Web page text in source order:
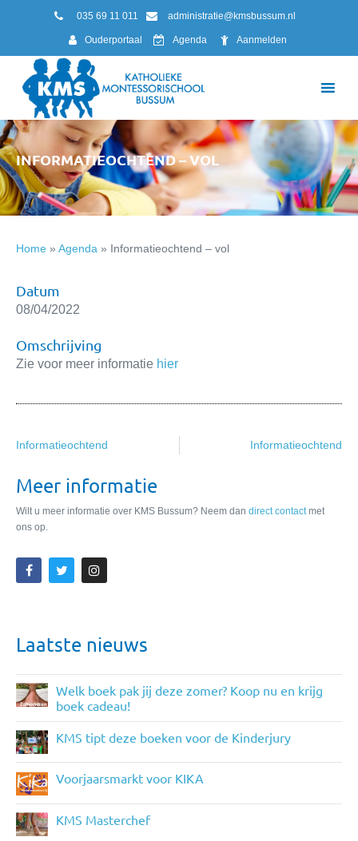
035 69 11 011 administratie@kmsbussum.nl
Ouderportaal Agenda Aanmelden
INFORMATIEOCHTEND – VOL
Home » Agenda » Informatieochtend – vol
Datum
08/04/2022
Omschrijving
Zie voor meer informatie hier
Informatieochtend Informatieochtend
Meer informatie
Wilt u meer informatie over KMS Bussum? Neem dan direct contactmet
ons op.
Laatste nieuws
Welk boek pak jij deze zomer? Koop nu en krijg
boek cadeau!
KMS tipt deze boeken voor de Kinderjury
Voorjaarsmarkt voor KIKA
KMS Masterchef